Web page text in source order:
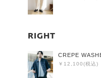
RIGHT
CREPE
￥12,100(税込)